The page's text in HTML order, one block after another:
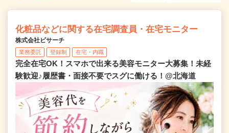
化粧品などに関する在宅調査員・在宅モニター
株式会社ビサーチ
業務委託 登録制 在宅・内職
完全在宅OK！スマホで出来る美容モニター大募集！未経
験歓迎♪履歴書・面接不要でスグに働ける！@北海道